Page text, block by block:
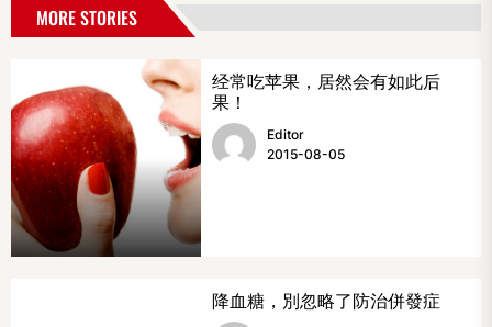
MORE STORIES
经常吃苹果，居然会有如此后
果！
Editor
2015-08-05
降血糖，別忽略了防治併發症